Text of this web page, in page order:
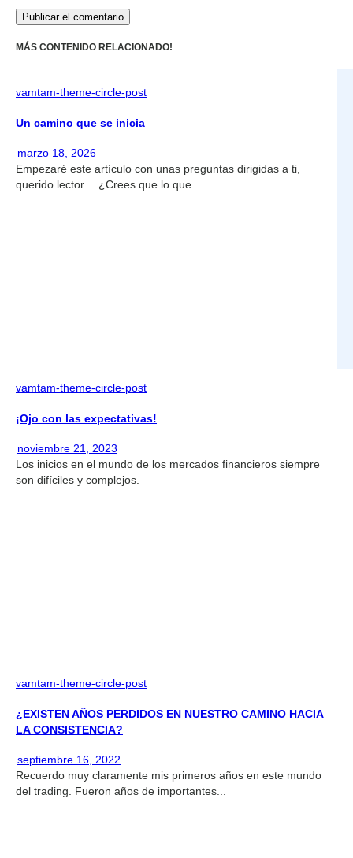
MÁS CONTENIDO RELACIONADO!
vamtam-theme-circle-post
Un camino que se inicia
marzo 18, 2026
Empezaré este artículo con unas preguntas dirigidas a ti,
querido lector… ¿Crees que lo que...
vamtam-theme-circle-post
¡Ojo con las expectativas!
noviembre 21, 2023
Los inicios en el mundo de los mercados financieros siempre
son difíciles y complejos.
vamtam-theme-circle-post
¿EXISTEN AÑOS PERDIDOS EN NUESTRO CAMINO HACIA
LA CONSISTENCIA?
septiembre 16, 2022
Recuerdo muy claramente mis primeros años en este mundo
del trading. Fueron años de importantes...